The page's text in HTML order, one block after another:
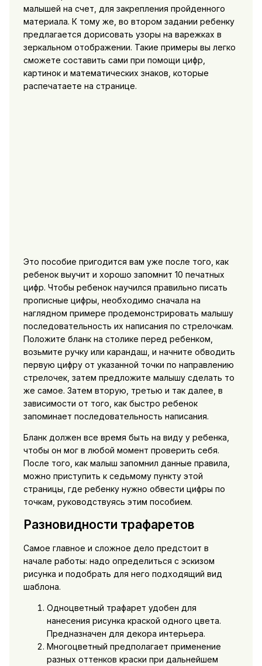
малышей на счет, для закрепления пройденного
материала. К тому же, во втором задании ребенку
предлагается дорисовать узоры на варежках в
зеркальном отображении. Такие примеры вы легко
сможете составить сами при помощи цифр,
картинок и математических знаков, которые
распечатаете на странице.
Это пособие пригодится вам уже после того, как
ребенок выучит и хорошо запомнит 10 печатных
цифр. Чтобы ребенок научился правильно писать
прописные цифры, необходимо сначала на
наглядном примере продемонстрировать малышу
последовательность их написания по стрелочкам.
Положите бланк на столике перед ребенком,
возьмите ручку или карандаш, и начните обводить
первую цифру от указанной точки по направлению
стрелочек, затем предложите малышу сделать то
же самое. Затем вторую, третью и так далее, в
зависимости от того, как быстро ребенок
запоминает последовательность написания.
Бланк должен все время быть на виду у ребенка,
чтобы он мог в любой момент проверить себя.
После того, как малыш запомнил данные правила,
можно приступить к седьмому пункту этой
страницы, где ребенку нужно обвести цифры по
точкам, руководствуясь этим пособием.
Разновидности трафаретов
Самое главное и сложное дело предстоит в
начале работы: надо определиться с эскизом
рисунка и подобрать для него подходящий вид
шаблона.
Одноцветный трафарет удобен для
нанесения рисунка краской одного цвета.
Предназначен для декора интерьера.
Многоцветный предполагает применение
разных оттенков краски при дальнейшем